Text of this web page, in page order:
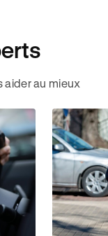
aider au mieux